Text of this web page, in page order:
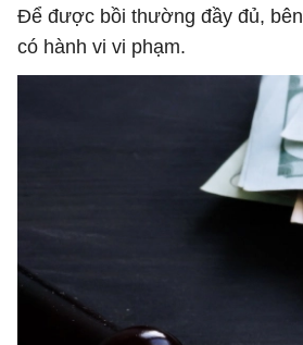
Để được bồi thường đầy đủ,
có hành vi vi phạm.